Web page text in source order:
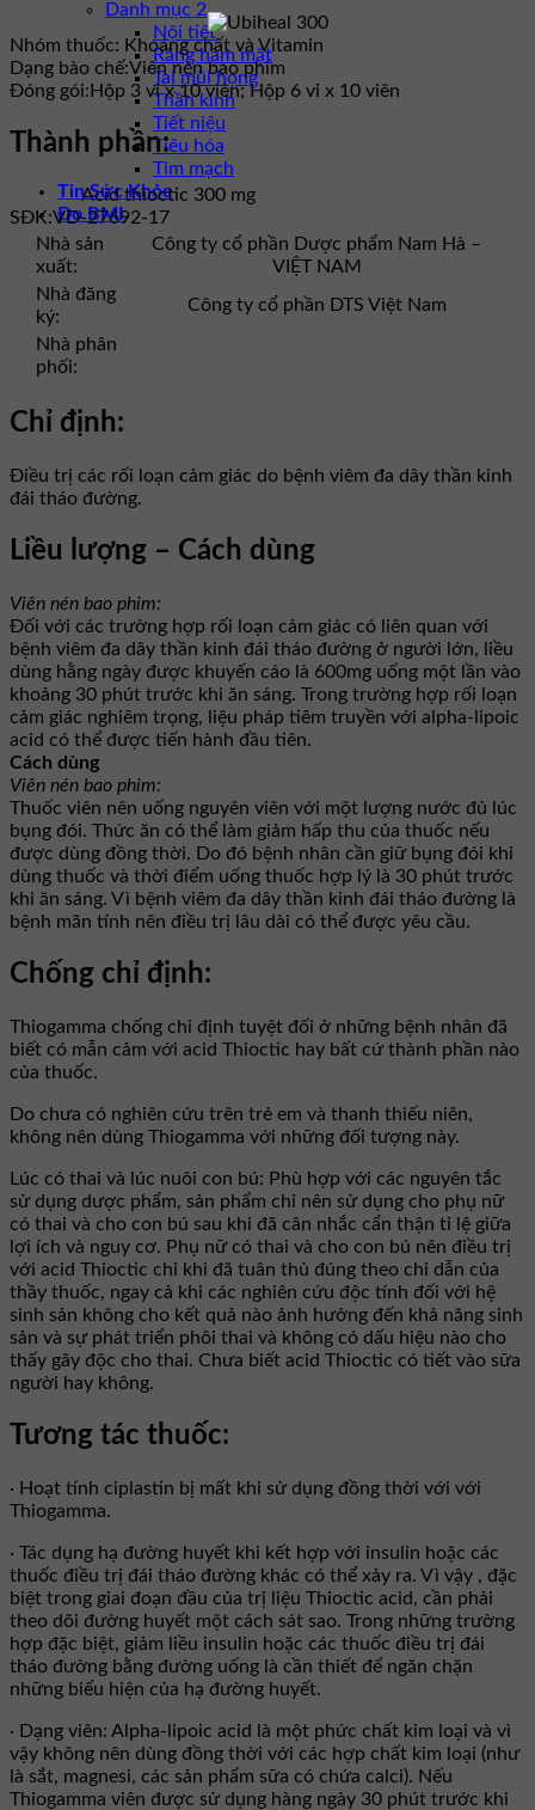
Danh mục 2
Nội tiết
Răng hàm mặt
Tai mũi họng
Thần kinh
Tiết niệu
Tiêu hóa
Tim mạch
Tin Sức Khỏe
Đo BMI
Nhóm thuốc: Khoáng chất và Vitamin
Dạng bào chế:Viên nén bao phim
Đóng gói: Hộp 3 vỉ x 10 viên; Hộp 6 vỉ x 10 viên
Thành phần:
Acid thioctic 300 mg
SĐK:VD-27692-17
Nhà sản
xuất:
Công ty cổ phần Dược phẩm Nam Hà –
VIỆT NAM
Nhà đăng
ký:
Công ty cổ phần DTS Việt Nam
Nhà phân
phối:
Chỉ định:
Điều trị các rối loạn cảm giác do bệnh viêm đa dây thần kinh
đái tháo đường.
Liều lượng – Cách dùng
Viên nén bao phim:
Đối với các trường hợp rối loạn cảm giác có liên quan với
bệnh viêm đa dây thần kinh đái tháo đường ở người lớn, liều
dùng hằng ngày được khuyến cáo là 600mg uống một lần vào
khoảng 30 phút trước khi ăn sáng. Trong trường hợp rối loạn
cảm giác nghiêm trọng, liệu pháp tiêm truyền với alpha-lipoic
acid có thể được tiến hành đầu tiên.
Cách dùng
Viên nén bao phim:
Thuốc viên nên uống nguyên viên với một lượng nước đủ lúc
bụng đói. Thức ăn có thể làm giảm hấp thu của thuốc nếu
được dùng đồng thời. Do đó bệnh nhân cần giữ bụng đói khi
dùng thuốc và thời điểm uống thuốc hợp lý là 30 phút trước
khi ăn sáng. Vì bệnh viêm đa dây thần kinh đái tháo đường là
bệnh mãn tính nên điều trị lâu dài có thể được yêu cầu.
Chống chỉ định:
Thiogamma chống chỉ định tuyệt đối ở những bệnh nhân đã
biết có mẫn cảm với acid Thioctic hay bất cứ thành phần nào
của thuốc.
Do chưa có nghiên cứu trên trẻ em và thanh thiếu niên,
không nên dùng Thiogamma với những đối tượng này.
Lúc có thai và lúc nuôi con bú: Phù hợp với các nguyên tắc
sử dụng dược phẩm, sản phẩm chỉ nên sử dụng cho phụ nữ
có thai và cho con bú sau khi đã cân nhắc cẩn thận tỉ lệ giữa
lợi ích và nguy cơ. Phụ nữ có thai và cho con bú nên điều trị
với acid Thioctic chỉ khi đã tuân thủ đúng theo chỉ dẫn của
thầy thuốc, ngay cả khi các nghiên cứu độc tính đối với hệ
sinh sản không cho kết quả nào ảnh hưởng đến khả năng sinh
sản và sự phát triển phôi thai và không có dấu hiệu nào cho
thấy gây độc cho thai. Chưa biết acid Thioctic có tiết vào sữa
người hay không.
Tương tác thuốc:
· Hoạt tính ciplastin bị mất khi sử dụng đồng thời với với
Thiogamma.
· Tác dụng hạ đường huyết khi kết hợp với insulin hoặc các
thuốc điều trị đái tháo đường khác có thể xảy ra. Vì vậy , đặc
biệt trong giai đoạn đầu của trị liệu Thioctic acid, cần phải
theo dõi đường huyết một cách sát sao. Trong những trường
hợp đặc biệt, giảm liều insulin hoặc các thuốc điều trị đái
tháo đường bằng đường uống là cần thiết để ngăn chặn
những biểu hiện của hạ đường huyết.
· Dạng viên: Alpha-lipoic acid là một phức chất kim loại và vì
vậy không nên dùng đồng thời với các hợp chất kim loại (như
là sắt, magnesi, các sản phẩm sữa có chứa calci). Nếu
Thiogamma viên được sử dụng hàng ngày 30 phút trước khi